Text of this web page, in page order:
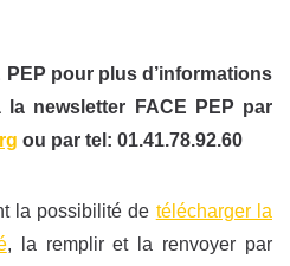
PEP pour plus d’informations
newsletter FACE PEP par
ou par tel: 01.41.78.92.60
la possibilité de télécharger la
, la remplir et la renvoyer par